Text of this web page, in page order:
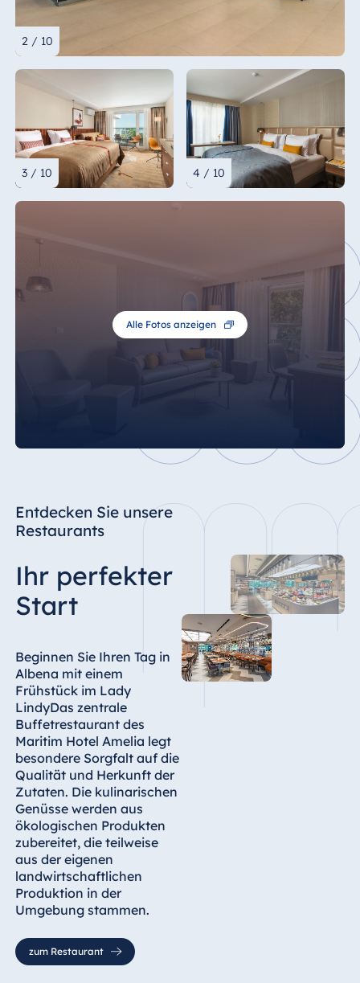
2 / 10
3 / 10 4 / 10
Alle Fotos anzeigen
Entdecken Sie unsere
Restaurants
Ihr perfekter
Start
Beginnen Sie Ihren Tag in
Albena mit einem
Frühstück im Lady
LindyDas zentrale
Buffetrestaurant des
Maritim Hotel Amelia legt
besondere Sorgfalt auf die
Qualität und Herkunft der
Zutaten. Die kulinarischen
Genüsse werden aus
ökologischen Produkten
zubereitet, die teilweise
aus der eigenen
landwirtschaftlichen
Produktion in der
Umgebung stammen.
zum Restaurant